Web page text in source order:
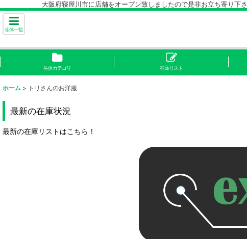
大阪府寝屋川市に店舗をオープン致しましたので是非お立ち寄り下
生体一覧
生体カテゴリ 在庫リスト
ホーム > トリさんのお洋服
最新の在庫状況
最新の在庫リストはこちら！